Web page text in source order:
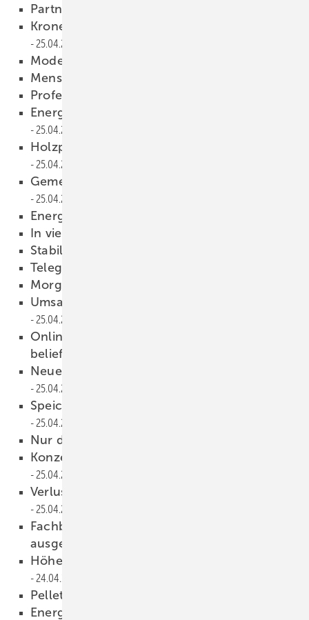
Partner- und Bonusprogramm
Kronenbach-Armaturen im Sortiment
25.04.2013
Modernisierungsoffensive
Menschen
Professor Mundus gestorben
Energiekosten beeinflussen ­Heizverhalten
25.04.2013
Holzpellet-BHKW fürs Energiedorf
25.04.2013
Gemeinsam für mehr Eigenverbrauch
25.04.2013
Energiewende-Index negativ
In vierter Generation aktiv
Stabiler Umsatz
Telegramm
Morgenluft gewittert
Umsatz ­steigt weiter im Rekordtempo
25.04.2013
Online-Händler will auch Handwerk
beliefern
Neuer Vorstand mit neuem Programm
25.04.2013
Speicher-Förderung greift ab Mai
25.04.2013
Nur die dümmsten Kälber
Konzernergebnis entspricht Prognose
25.04.2013
Verluste reduziert, positive Erwartungen
25.04.2013
Fachbereich Flächenheizung neu
ausgerichtet
Höhere Fördersätze bei Klimaschutz-Plus
24.04.2013
Pelletpreis im April gesunken
Energietechnik-Haus zu besichtigen